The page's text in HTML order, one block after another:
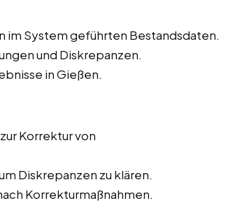
im System geführten Bestandsdaten.
und Diskrepanzen.
in Gießen.
Korrektur von
Diskrepanzen zu klären.
Korrekturmaßnahmen.